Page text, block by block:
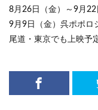
8月26日（金）～9月
9月9日（金）呉ポポロ
尾道・東京でも上映予